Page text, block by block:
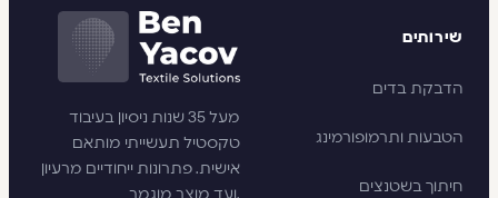
מעל 35 שנות ניסיון בעיבוד
טקסטיל תעשייתי מותאם
אישית. פתרונות ייחודיים מרעיון
ועד מוצר מוגמר.
שירותים
הדבקת בדים
הטבעות ותרמופורמינג
חיתוך בשטנצים